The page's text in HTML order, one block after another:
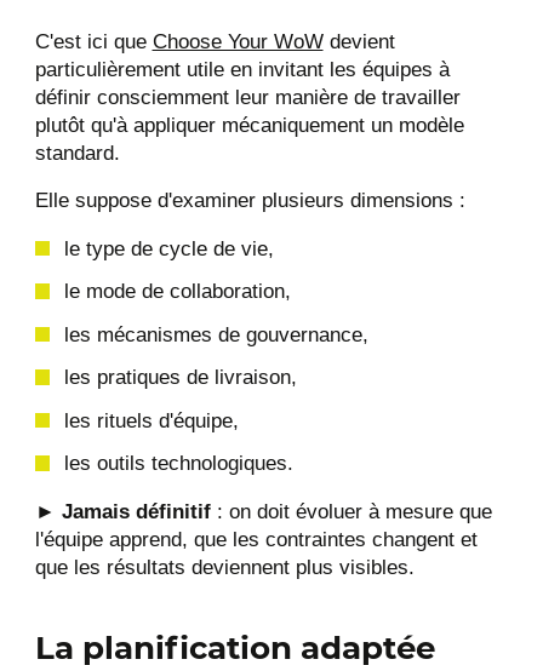
C'est ici que Choose Your WoWdevient
particulièrement utile en invitant les équipes à
définir consciemment leur manière de travailler
plutôt qu'à appliquer mécaniquement un modèle
standard.
Elle suppose d'examiner plusieurs dimensions :
le type de cycle de vie,
le mode de collaboration,
les mécanismes de gouvernance,
les pratiques de livraison,
les rituels d'équipe,
les outils technologiques.
► Jamais définitif : on doit évoluer à mesure que
l'équipe apprend, que les contraintes changent et
que les résultats deviennent plus visibles.
La planification adaptée